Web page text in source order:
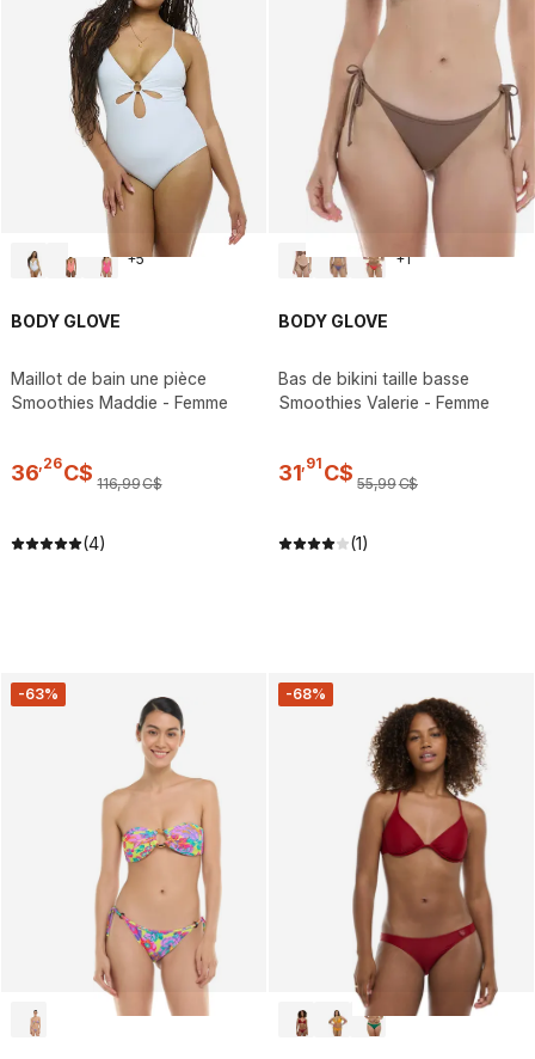
+5
BODY GLOVE
Maillot de bain une pièce
Smoothies Maddie - Femme
36,26C$ 116,99C$
(4)
+1
BODY GLOVE
Bas de bikini taille basse
Smoothies Valerie - Femme
31,91 C$ 55,99C$
(1)
-63% -68%